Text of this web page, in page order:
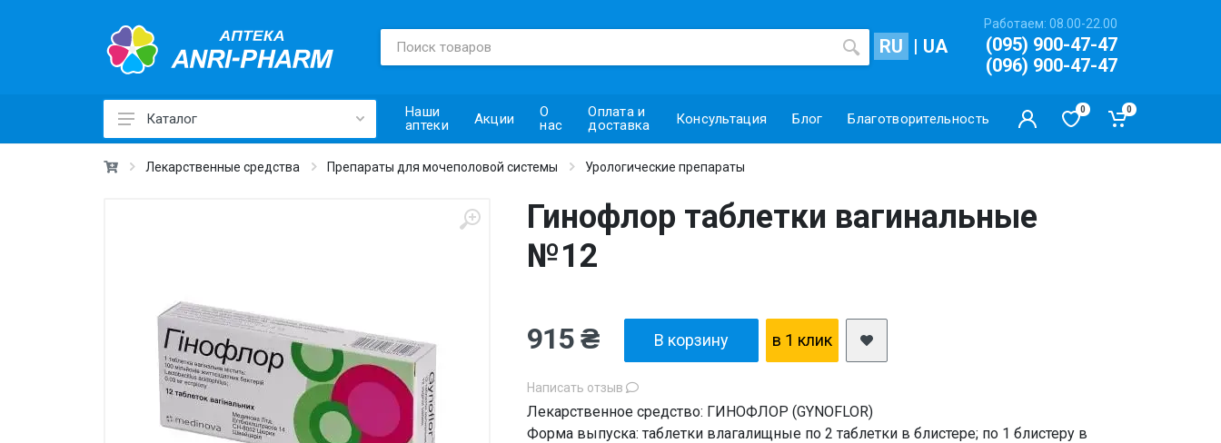
RU | UA
Работаем: 08.00-22.00
(095) 900-47-47
(096) 900-47-47
Каталог
Лекарственные средства ›
Витамины и добавки ›
Ежедневная гигиена ›
Для детей и мам ›
Товары для дома ›
Наши
аптеки
Акции
О
нас
Оплата и
доставка
Консультация Блог Благотворительность
0 0
Лекарственные средства Препараты для мочеполовой системы Урологические препараты
Гинофлор таблетки вагинальные
№12
Написать отзыв
Лекарственное средство: ГИНОФЛОР (GYNOFLOR)
Форма выпуска: таблетки влагалищные по 2 таблетки в блистере; по 1 блистеру в
915 ₴ В корзину в 1 клик